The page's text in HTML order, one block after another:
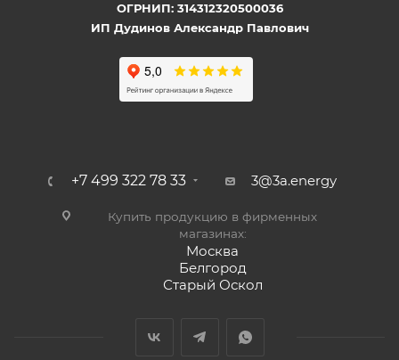
ОГРНИП: 314312320500036
ИП Дудинов Александр Павлович
+7 499 322 78 33 3@3a.energy
Купить продукцию в фирменных
магазинах:
Москва
Белгород
Старый Оскол